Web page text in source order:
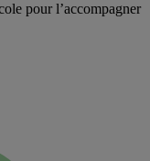
pour l’accompagner